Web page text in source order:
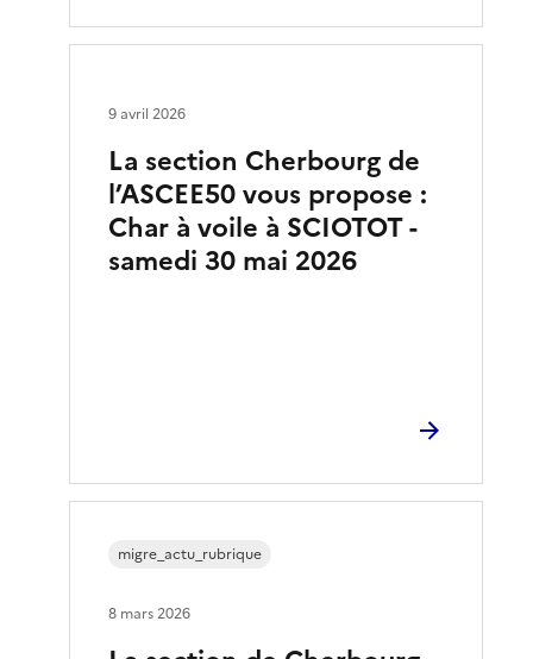
La section Cherbourg de
l’ASCEE50 vous propose :
Char à voile à SCIOTOT -
samedi 30 mai 2026
9 avril 2026
migre_actu_rubrique
8 mars 2026